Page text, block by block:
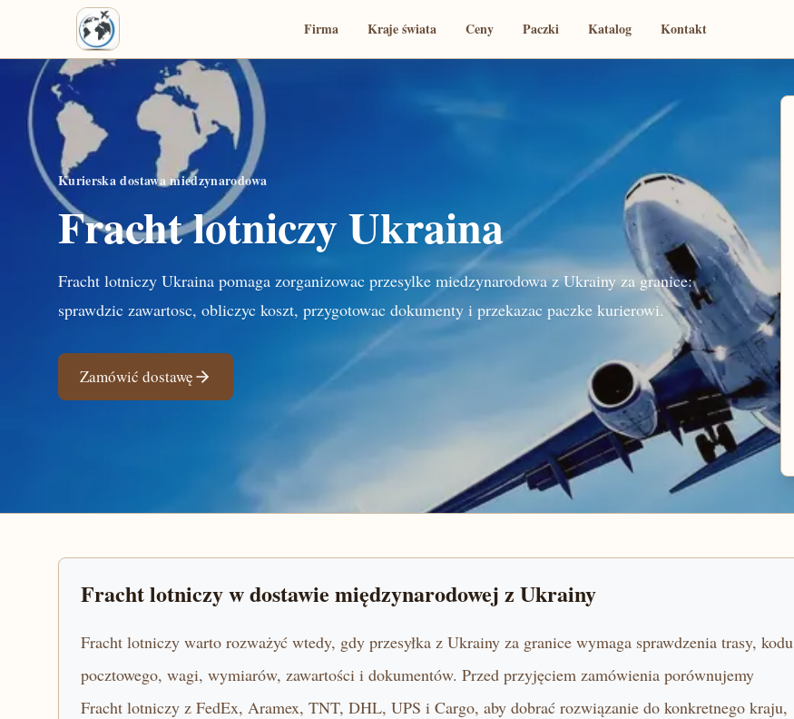
Firma Kraje świata Ceny Paczki Katalog Kontakt
Kurierska dostawa miedzynarodowa
Fracht lotniczy Ukraina
Fracht lotniczy Ukraina pomaga zorganizowac przesylke miedzynarodowa z Ukrainy za granice:
sprawdzic zawartosc, obliczyc koszt, przygotowac dokumenty i przekazac paczke kurierowi.
Zamówić dostawę
Fracht lotniczy w dostawie międzynarodowej z Ukrainy
Fracht lotniczy warto rozważyć wtedy, gdy przesyłka z Ukrainy za granice wymaga sprawdzenia trasy, kodu
pocztowego, wagi, wymiarów, zawartości i dokumentów. Przed przyjęciem zamówienia porównujemy
Fracht lotniczy z FedEx, Aramex, TNT, DHL, UPS i Cargo, aby dobrać rozwiązanie do konkretnego kraju,